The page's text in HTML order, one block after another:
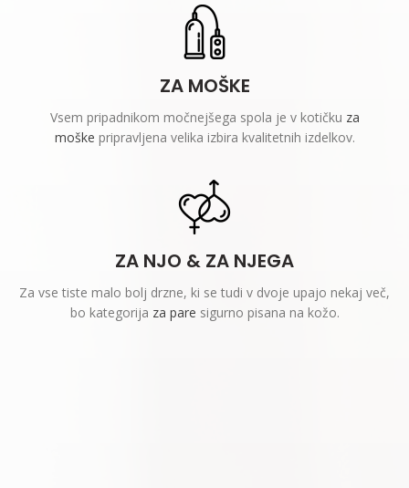
ZA MOŠKE
Vsem pripadnikom močnejšega spola je v kotičku za
moške pripravljena velika izbira kvalitetnih izdelkov.
ZA NJO & ZA NJEGA
Za vse tiste malo bolj drzne, ki se tudi v dvoje upajo nekaj več,
bo kategorija za pare sigurno pisana na kožo.